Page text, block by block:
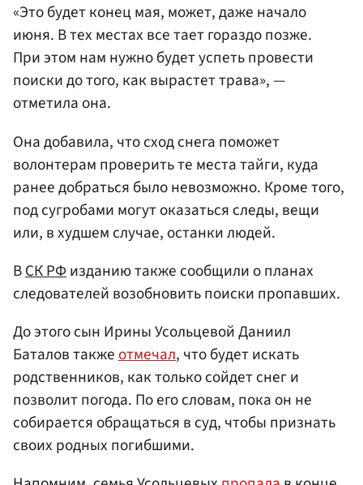
«Это будет конец мая, может, даже начало
июня. В тех местах все тает гораздо позже.
При этом нам нужно будет успеть провести
поиски до того, как вырастет трава», —
отметила она.
Она добавила, что сход снега поможет
волонтерам проверить те места тайги, куда
ранее добраться было невозможно. Кроме того,
под сугробами могут оказаться следы, вещи
или, в худшем случае, останки людей.
ВСК РФизданию также сообщили о планах
следователей возобновить поиски пропавших.
До этого сын Ирины Усольцевой Даниил
Баталов такжеотмечал, что будет искать
родственников, как только сойдет снег и
позволит погода. По его словам, пока он не
собирается обращаться в суд, чтобы признать
своих родных погибшими.